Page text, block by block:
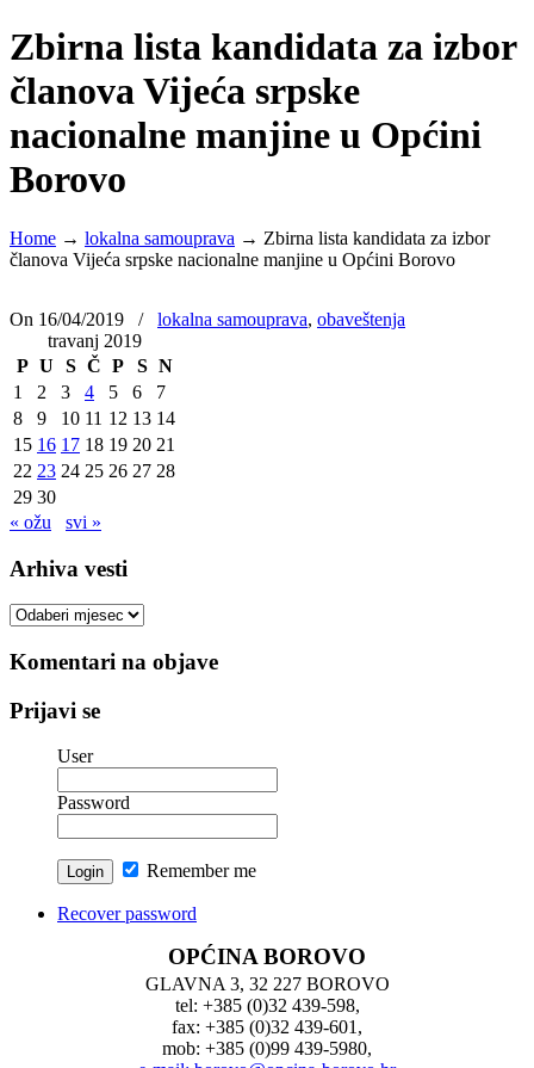
Zbirna lista kandidata za izbor
članova Vijeća srpske
nacionalne manjine u Općini
Borovo
Home → lokalna samouprava → Zbirna lista kandidata za izbor
članova Vijeća srpske nacionalne manjine u Općini Borovo
On 16/04/2019 / lokalna samouprava, obaveštenja
travanj 2019
P U S Č P S N
1
2 3 4 5 6
7
8
9 10 11 12 13 14
15 16 17 18 19 20 21
22 23 24 25 26 27 28
29 30
« ožu
svi »
Arhiva vesti
Arhiva
Komentari na objave
Prijavi se
User
Password
Remember me
Recover password
OPĆINA BOROVO
GLAVNA 3, 32 227 BOROVO
tel: +385 (0)32 439-598,
fax: +385 (0)32 439-601,
mob: +385 (0)99 439-5980,